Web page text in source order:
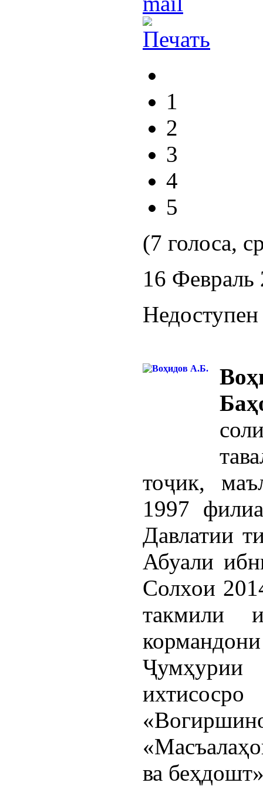
1
2
3
4
5
(7 голоса,
16 Февраль
тоҷик,
1997
Давлатии
Абуали
Солхои
такмили
ва